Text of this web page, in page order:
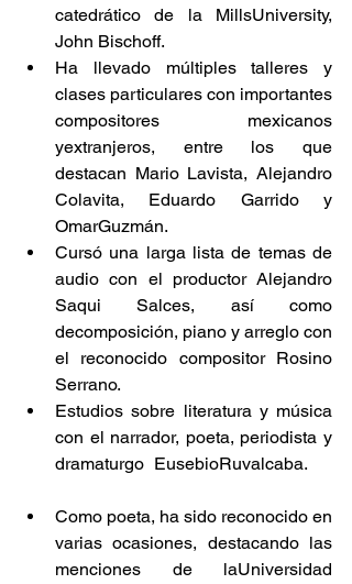
catedrático de la MillsUniversity,
John Bischoff.
Ha llevado múltiples talleres y
clases particulares con importantes
compositores mexicanos
yextranjeros, entre los que
destacan Mario Lavista, Alejandro
Colavita, Eduardo Garrido y
OmarGuzmán.
Cursó una larga lista de temas de
audio con el productor Alejandro
Saqui Salces, así como
decomposición, piano y arreglo con
el reconocido compositor Rosino
Serrano.
Estudios sobre literatura y música
con el narrador, poeta, periodista y
dramaturgo EusebioRuvalcaba.
Como poeta, ha sido reconocido en
varias ocasiones, destacando las
menciones de laUniversidad